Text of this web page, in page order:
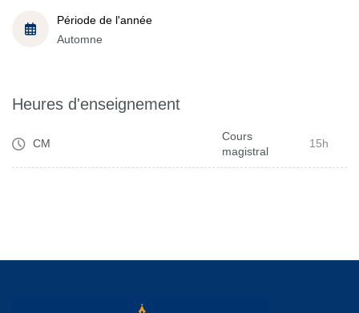
Période de l'année
Automne
Heures d'enseignement
CM
Cours
magistral
15h